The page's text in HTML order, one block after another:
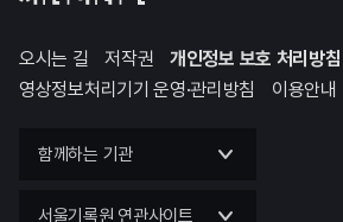
오시는 길 저작권
개인정보 보호 처리방침
영상정보처리기기 운영·관리방침
이용안내
함께하는 기관
서울기록원 연관사이트